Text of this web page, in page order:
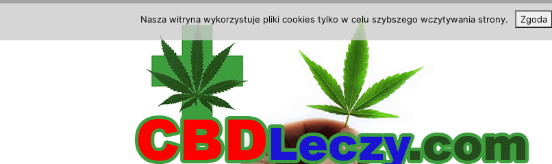
Nasza witryna wykorzystuje pliki cookies tylko w celu szybszego wczytywania strony. Zgoda